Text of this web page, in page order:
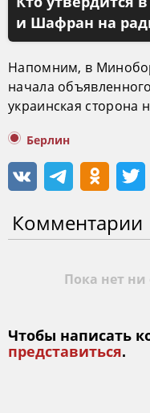
и Шафран на
Напомним, в
начала
украинская сторона
Берлин
Комментарии
Пока нет
Чтобы написать
представиться.